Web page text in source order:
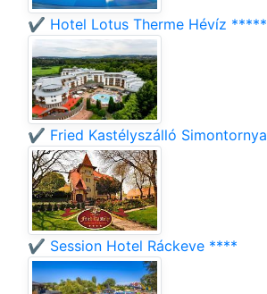
✔️ Hotel Lotus Therme Hévíz *****
✔️ Fried Kastélyszálló Simontornya
✔️ Session Hotel Ráckeve ****